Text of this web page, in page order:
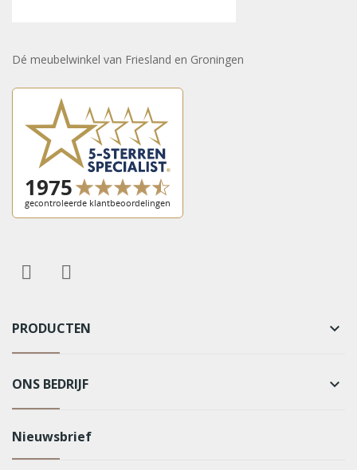
Dé meubelwinkel van Friesland en Groningen
PRODUCTEN keyboard_arrow_down
ONS BEDRIJF keyboard_arrow_down
Nieuwsbrief